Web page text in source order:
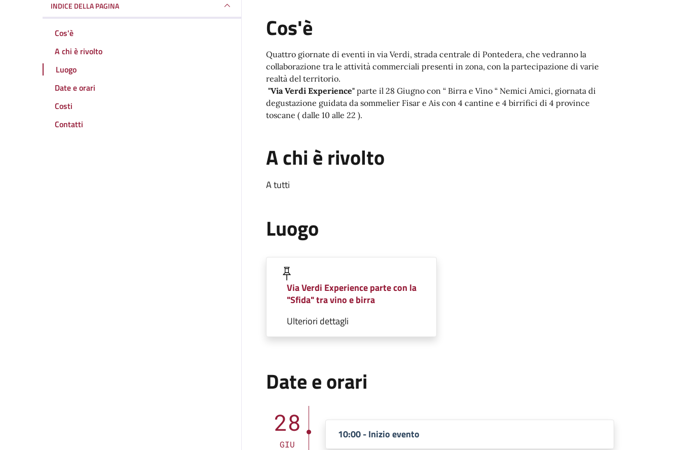
INDICE DELLA PAGINA
Cos'è
A chi è rivolto
Luogo
Date e orari
Costi
Contatti
Cos'è
Quattro giornate di eventi in via Verdi, strada centrale di Pontedera, che vedranno la
collaborazione tra le attività commerciali presenti in zona, con la partecipazione di varie
realtà del territorio.
"Via Verdi Experience" parte il 28 Giugno con “ Birra e Vino “ Nemici Amici, giornata di
degustazione guidata da sommelier Fisar e Ais con 4 cantine e 4 birrifici di 4 province
toscane ( dalle 10 alle 22 ).
A chi è rivolto
A tutti
Luogo
Via Verdi Experience parte con la
"Sfida" tra vino e birra
Ulteriori dettagli
Date e orari
28
GIU
10:00 - Inizio evento